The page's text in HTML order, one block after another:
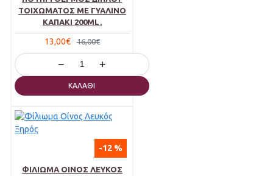
ΤΟΙΧΏΜΑΤΟΣ ΜΕ ΓΥΆΛΙΝΟ
ΚΑΠΆΚΙ 200ML.
13,00€ 16,00€
− +
ΚΑΛΆΘΙ
-12 %
ΦΊΛΙΩΜΑ ΟΊΝΟΣ ΛΕΥΚΌΣ